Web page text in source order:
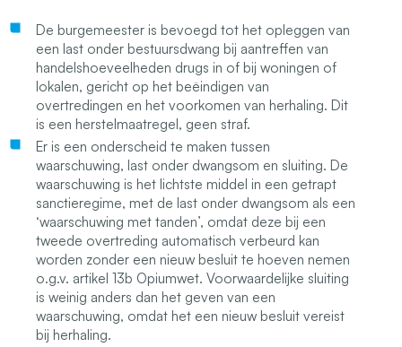
De burgemeester is bevoegd tot het opleggen van
een last onder bestuursdwang bij aantreffen van
handelshoeveelheden drugs in of bij woningen of
lokalen, gericht op het beëindigen van
overtredingen en het voorkomen van herhaling. Dit
is een herstelmaatregel, geen straf.
Er is een onderscheid te maken tussen
waarschuwing, last onder dwangsom en sluiting. De
waarschuwing is het lichtste middel in een getrapt
sanctieregime, met de last onder dwangsom als een
‘waarschuwing met tanden’, omdat deze bij een
tweede overtreding automatisch verbeurd kan
worden zonder een nieuw besluit te hoeven nemen
o.g.v. artikel 13b Opiumwet. Voorwaardelijke sluiting
is weinig anders dan het geven van een
waarschuwing, omdat het een nieuw besluit vereist
bij herhaling.